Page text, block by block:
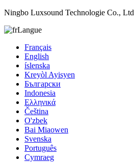
Ningbo Luxsound Technologie Co., Ltd
Langue
Français
English
íslenska
Kreyòl Ayisyen
Български
Indonesia
Ελληνικά
Čeština
O'zbek
Bai Miaowen
Svenska
Português
Cymraeg